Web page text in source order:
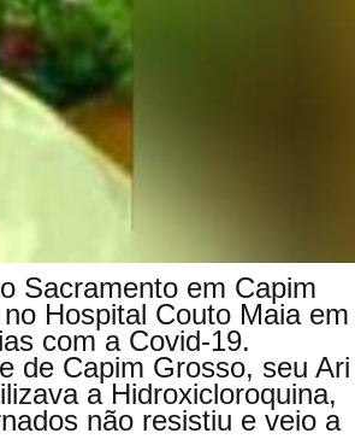
Sacramento em Capim
Hospital Couto Maia em
com a Covid-19.
de Capim Grosso, seu Ari
a Hidroxicloroquina,
não resistiu e veio a